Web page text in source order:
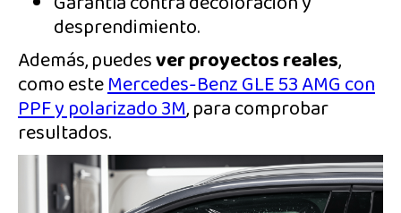
desprendimiento.
Además, puedesver proyectos reales,
como esteMercedes-Benz GLE 53 AMG con
PPF y polarizado 3M, para comprobar
resultados.